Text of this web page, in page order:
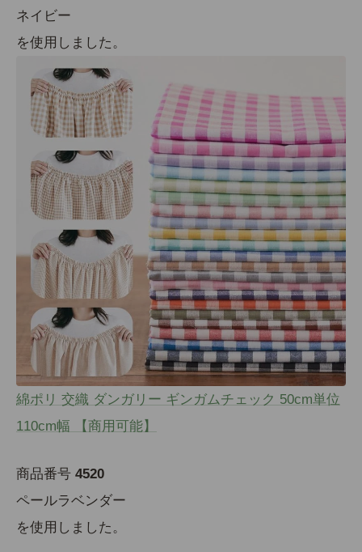
ネイビー
を使用しました。
綿ポリ 交織 ダンガリー ギンガムチェック 50cm単位
110cm幅 【商用可能】
商品番号 4520
ペールラベンダー
を使用しました。